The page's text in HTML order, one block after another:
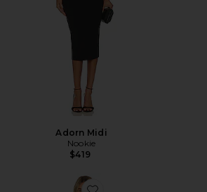
Adorn Midi
Nookie
$419